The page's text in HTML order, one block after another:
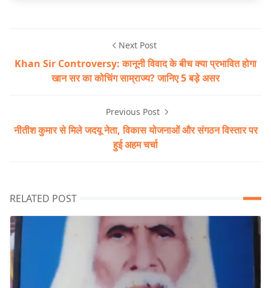
Next Post
Khan Sir Controversy: कानूनी विवाद के बीच क्या प्रभावित होगा
खान सर का कोचिंग साम्राज्य? जानिए 5 बड़े असर
Previous Post
नीतीश कुमार से मिले जदयू नेता, विकास योजनाओं और संगठन विस्तार पर
हुई अहम चर्चा
RELATED POST